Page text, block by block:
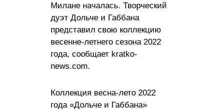
Милане началась. Творческий
дуэт Дольче и Габбана
представил свою коллекцию
весенне-летнего сезона 2022
года, сообщает kratko-
news.com.
Коллекция весна-лето 2022
года «Дольче и Габбана»